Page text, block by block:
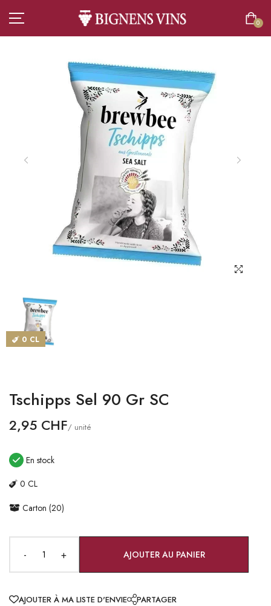
0
TOUT L’ASSORTIMENT
VINS
BOISSONS SANS ALCOOL
MAGASINS
CONTACT
Langue
Devise
0 CL
Tschipps Sel 90 Gr SC
2,95 CHF/ unité
En stock
0 CL
Carton (20)
- + AJOUTER AU PANIER
AJOUTER À MA LISTE D'ENVIE PARTAGER